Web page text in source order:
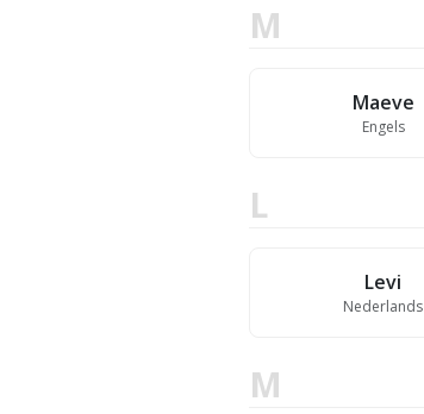
M
Maeve
Engels
L
Levi
Nederlands
M